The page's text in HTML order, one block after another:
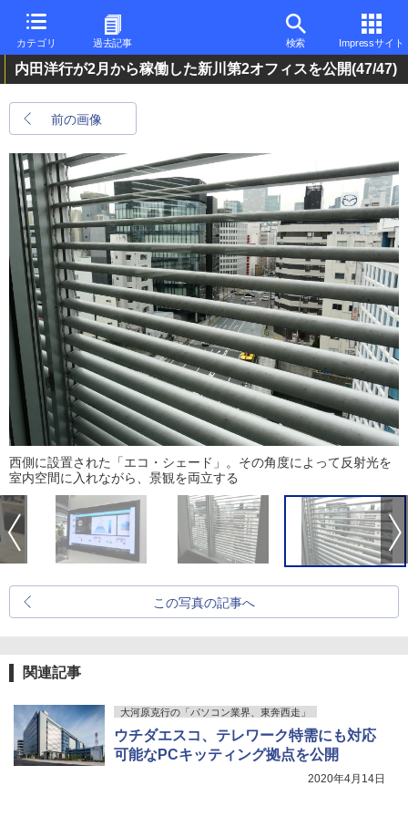
カテゴリ 過去記事 検索 Impressサイト
内田洋行が2月から稼働した新川第2オフィスを公開(47/47)
前の画像
西側に設置された「エコ・シェード」。その角度によって反射光を
室内空間に入れながら、景観を両立する
この写真の記事へ
関連記事
大河原克行の「パソコン業界、東奔西走」
ウチダエスコ、テレワーク特需にも対応
可能なPCキッティング拠点を公開
2020年4月14日